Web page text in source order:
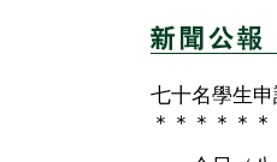
七十名學生
＊＊＊＊＊